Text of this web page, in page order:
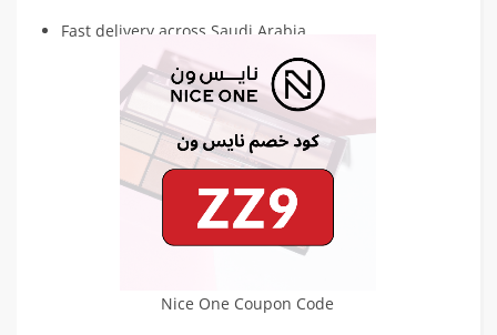
Fast delivery across Saudi Arabia.
Nice One Coupon Code